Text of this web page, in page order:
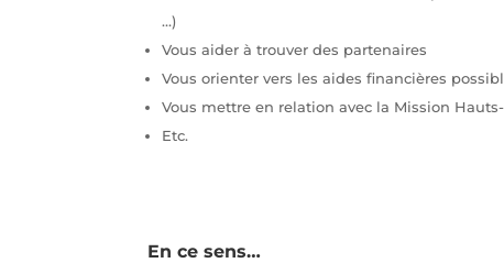
…)
Vous aider à trouver des partenaires
Vous orienter vers les aides financières
Vous mettre en relation avec la Mission
Etc.
En ce sens…